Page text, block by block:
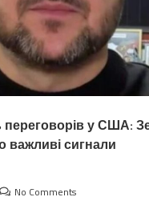
у США:
важливі сигнали
No Comments